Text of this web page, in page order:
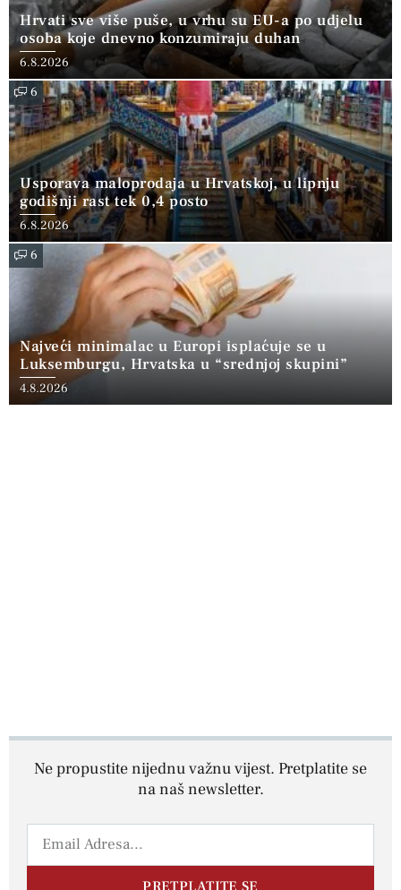
Hrvati sve više puše, u vrhu su EU-a po udjelu
osoba koje dnevno konzumiraju duhan
6.8.2026
6
Usporava maloprodaja u Hrvatskoj, u lipnju
godišnji rast tek 0,4 posto
6.8.2026
6
Najveći minimalac u Europi isplaćuje se u
Luksemburgu, Hrvatska u “srednjoj skupini”
4.8.2026
Ne propustite nijednu važnu vijest. Pretplatite se
na naš newsletter.